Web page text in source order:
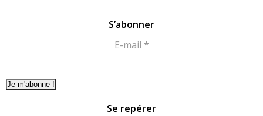
S’abonner
E-mail *
Se repérer